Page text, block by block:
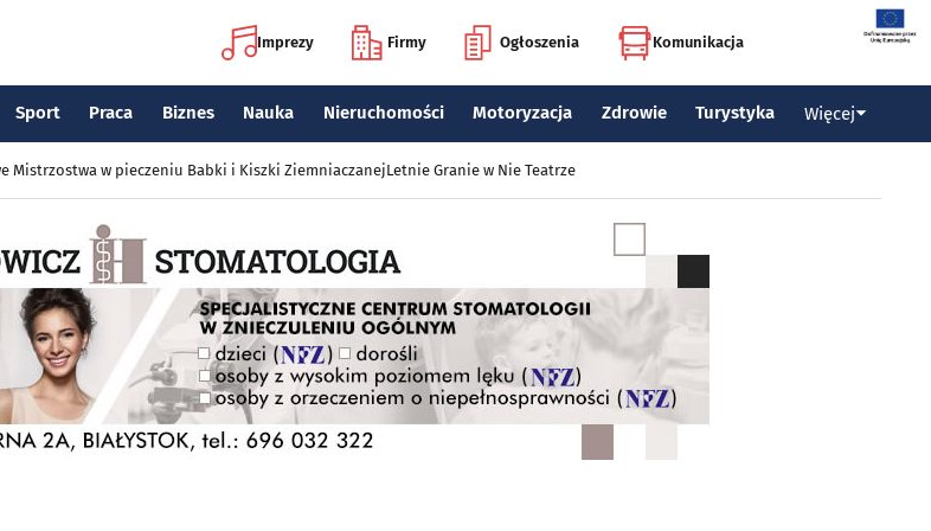
Imprezy Firmy Ogłoszenia Komunikacja
Sport Praca Biznes Nauka Nieruchomości Motoryzacja Zdrowie Turystyka Więcej
Mistrzostwa w pieczeniu Babki i Kiszki ZiemniaczanejLetnie Granie w Nie Teatrze